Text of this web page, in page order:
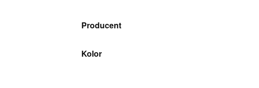
Producent
Kolor